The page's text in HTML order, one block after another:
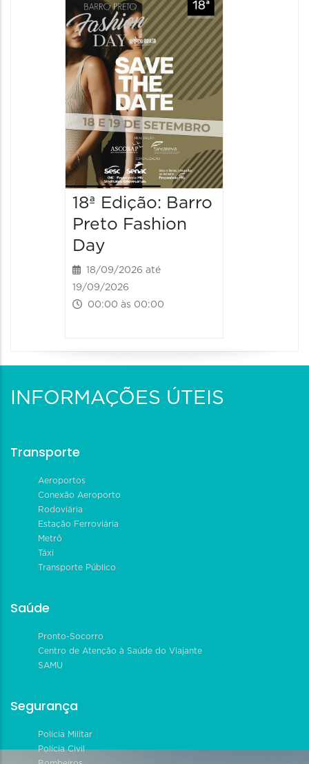
18ª Edição: Barro
Preto Fashion
Day
18/09/2026 até
19/09/2026
00:00 às 00:00
INFORMAÇÕES ÚTEIS
Transporte
Aeroportos
Conexão Aeroporto
Rodoviária
Estação Ferroviária
Metrô
Táxi
Transporte Público
Saúde
Pronto-Socorro
Centro de Atenção à Saúde do Viajante
SAMU
Segurança
Polícia Militar
Polícia Civil